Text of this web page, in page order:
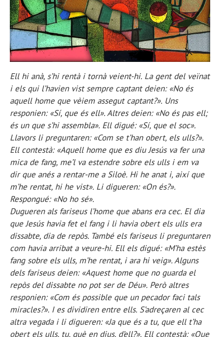
Ell hi anà, s’hi rentà i tornà veient-hi. La gent del veïnat
i els qui l’havien vist sempre captant deien: «No és
aquell home que vèiem assegut captant?». Uns
responien: «Sí, que és ell». Altres deien: «No és pas ell;
és un que s’hi assembla». Ell digué: «Sí, que el soc».
Llavors li preguntaren: «Com se t’han obert, els ulls?».
Ell contestà: «Aquell home que es diu Jesús va fer una
mica de fang, me’l va estendre sobre els ulls i em va
dir que anés a rentar-me a Siloè. Hi he anat i, així que
m’he rentat, hi he vist». Li digueren: «On és?».
Respongué: «No ho sé».
Dugueren als fariseus l’home que abans era cec. El dia
que Jesús havia fet el fang i li havia obert els ulls era
dissabte, dia de repòs. També els fariseus li preguntaren
com havia arribat a veure-hi. Ell els digué: «M’ha estès
fang sobre els ulls, m’he rentat, i ara hi veig». Alguns
dels fariseus deien: «Aquest home que no guarda el
repòs del dissabte no pot ser de Déu». Però altres
responien: «Com és possible que un pecador faci tals
miracles?». I es dividiren entre ells. S’adreçaren al cec
altra vegada i li digueren: «Ja que és a tu, que ell t’ha
obert els ulls, tu, què en dius, d’ell?». Ell contestà: «Que